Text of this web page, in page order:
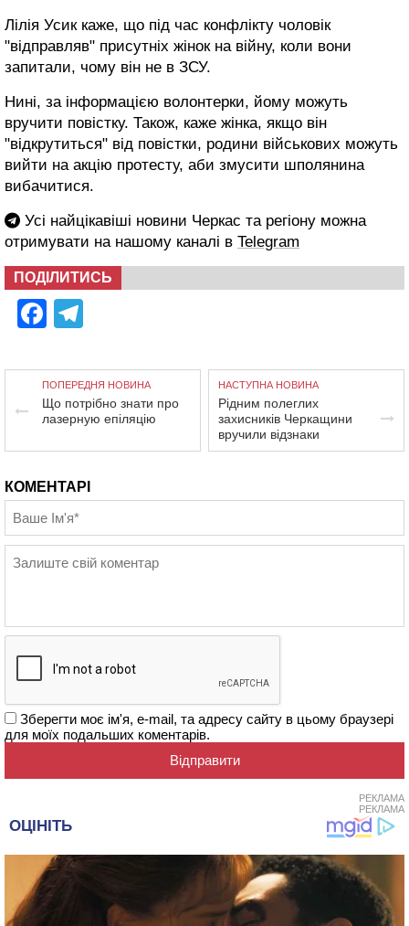
Лілія Усик каже, що під час конфлікту чоловік
"відправляв" присутніх жінок на війну, коли вони
запитали, чому він не в ЗСУ.
Нині, за інформацією волонтерки, йому можуть
вручити повістку. Також, каже жінка, якщо він
"відкрутиться" від повістки, родини військових можуть
вийти на акцію протесту, аби змусити шполянина
вибачитися.
Усі найцікавіші новини Черкас та регіону можна
отримувати на нашому каналі в Telegram
ПОДІЛИТИСЬ
Facebook
ПОПЕРЕДНЯ НОВИНА
Що потрібно знати про
лазерную епіляцію
НАСТУПНА НОВИНА
Рідним полеглих
захисників Черкащини
вручили відзнаки
КОМЕНТАРІ
Зберегти моє ім'я, e-mail, та адресу сайту в цьому браузері
для моїх подальших коментарів.
РЕКЛАМА
РЕКЛАМА